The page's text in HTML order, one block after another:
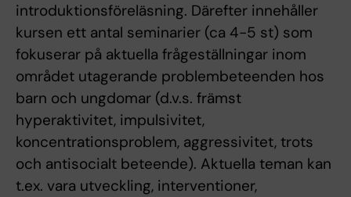
introduktionsföreläsning. Därefter innehåller
kursen ett antal seminarier (ca 4-5 st) som
fokuserar på aktuella frågeställningar inom
området utagerande problembeteenden hos
barn och ungdomar (d.v.s. främst
hyperaktivitet, impulsivitet,
koncentrationsproblem, aggressivitet, trots
och antisocialt beteende). Aktuella teman kan
t.ex. vara utveckling, interventioner,